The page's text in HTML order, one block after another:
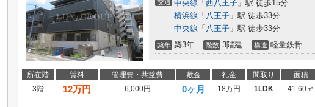
交通 中央線 「 西八王子 」駅 徒歩15分
横浜線 「 八王子 」駅 徒歩33分
中央線 「 八王子 」駅 徒歩33分
築年 築3年 階数 3階建 構造 軽量鉄骨
所在階 賃料 管理費・共益費 敷金 礼金 間取り 面積
3階
12万円 6,000円 0ヶ月 18万円 1LDK 41.60㎡